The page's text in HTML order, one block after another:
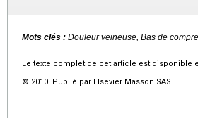
Mots clés : Douleur veineuse, Bas de
Le texte complet de cet article est disponible
© 2010 Publié par Elsevier Masson SAS.